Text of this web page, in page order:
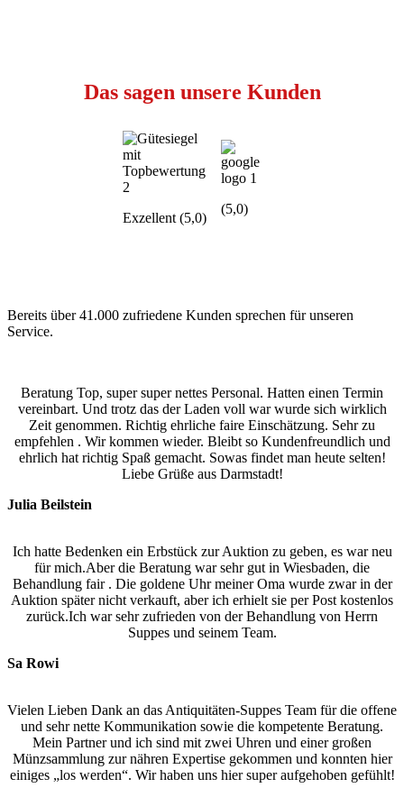
Das sagen unsere Kunden
Exzellent (5,0)
(5,0)
Bereits über 41.000 zufriedene Kunden sprechen für unseren
Service.
Beratung Top, super super nettes Personal. Hatten einen Termin
vereinbart. Und trotz das der Laden voll war wurde sich wirklich
Zeit genommen. Richtig ehrliche faire Einschätzung. Sehr zu
empfehlen . Wir kommen wieder. Bleibt so Kundenfreundlich und
ehrlich hat richtig Spaß gemacht. Sowas findet man heute selten!
Liebe Grüße aus Darmstadt!
Julia Beilstein
Ich hatte Bedenken ein Erbstück zur Auktion zu geben, es war neu
für mich.Aber die Beratung war sehr gut in Wiesbaden, die
Behandlung fair . Die goldene Uhr meiner Oma wurde zwar in der
Auktion später nicht verkauft, aber ich erhielt sie per Post kostenlos
zurück.Ich war sehr zufrieden von der Behandlung von Herrn
Suppes und seinem Team.
Sa Rowi
Vielen Lieben Dank an das Antiquitäten-Suppes Team für die offene
und sehr nette Kommunikation sowie die kompetente Beratung.
Mein Partner und ich sind mit zwei Uhren und einer großen
Münzsammlung zur nähren Expertise gekommen und konnten hier
einiges „los werden“. Wir haben uns hier super aufgehoben gefühlt!